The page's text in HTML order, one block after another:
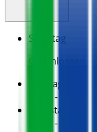
Sonntag
Geschlossen
Montag
10:00 - 18:00
Dienstag
10:00 - 18:00